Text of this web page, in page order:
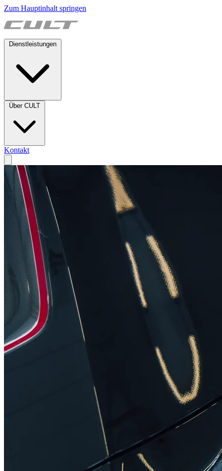
Zum Hauptinhalt springen
Dienstleistungen
Über CULT
Kontakt